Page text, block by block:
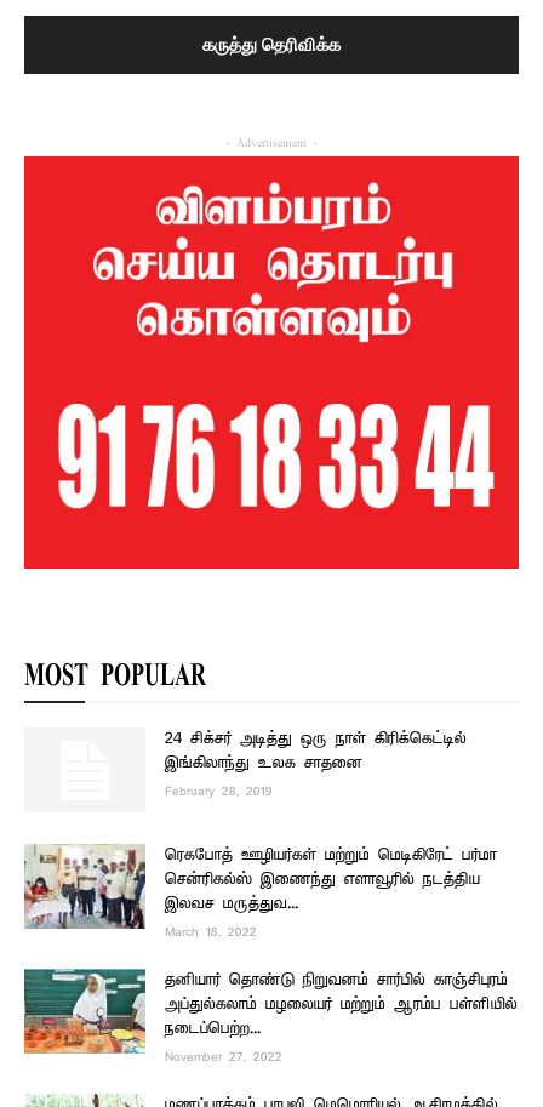
- Advertisement -
MOST POPULAR
24 சிக்சர் அடித்து ஒரு நாள் கிரிக்கெட்டில்
இங்கிலாந்து உலக சாதனை
February 28, 2019
ரெகபோத் ஊழியர்கள் மற்றும் மெடிகிரேட் பர்மா
சென்ரிகல்ஸ் இணைந்து எளாவூரில் நடத்திய
இலவச மருத்துவ...
March 18, 2022
தனியார் தொண்டு நிறுவனம் சார்பில் காஞ்சிபுரம்
அப்துல்கலாம் மழலையர் மற்றும் ஆரம்ப பள்ளியில்
நடைப்பெற்ற...
November 27, 2022